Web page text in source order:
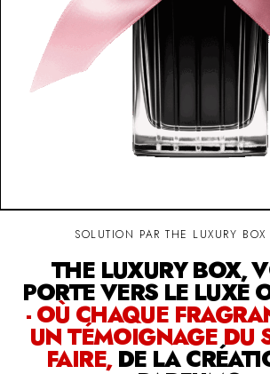
SOLUTION PAR THE LUXURY
THE LUXURY BOX,
PORTE VERS LE LUXE
- OÙ CHAQUE
UN TÉMOIGNAGE DU
FAIRE,DE LA